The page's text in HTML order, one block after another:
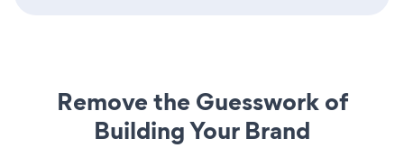
Remove the Guesswork of
Building Your Brand